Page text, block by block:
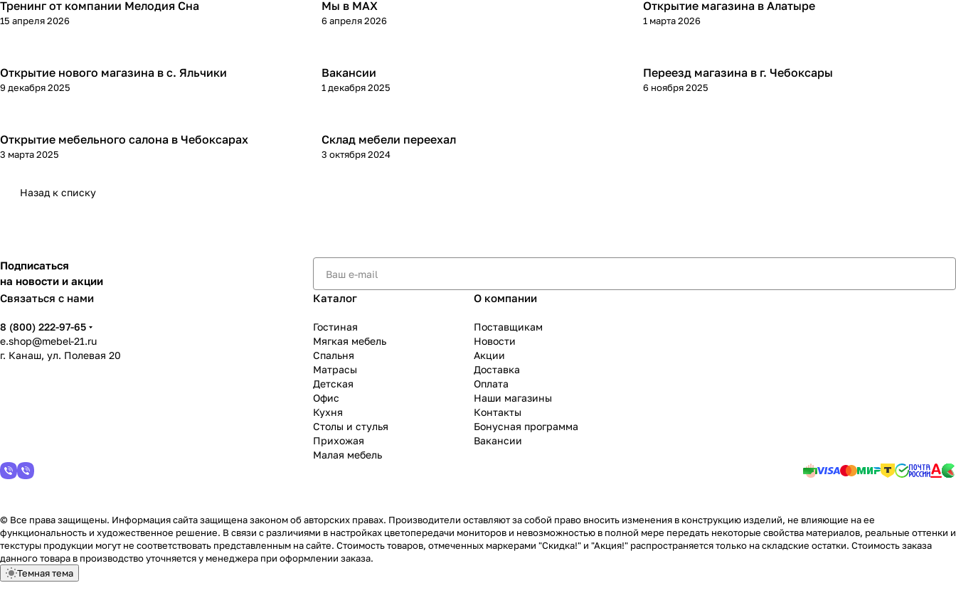
Тренинг от компании Мелодия Сна
15 апреля 2026
Мы в МАХ
6 апреля 2026
Открытие магазина в Алатыре
1 марта 2026
Открытие нового магазина в с. Яльчики
9 декабря 2025
Вакансии
1 декабря 2025
Переезд магазина в г. Чебоксары
6 ноября 2025
Открытие мебельного салона в Чебоксарах
3 марта 2025
Склад мебели переехал
3 октября 2024
Назад к списку
Подписаться
на новости и акции
Связаться с нами
8 (800) 222-97-65
e.shop@mebel-21.ru
г. Канаш, ул. Полевая 20
Каталог
Гостиная
Мягкая мебель
Спальня
Матрасы
Детская
Офис
Кухня
Столы и стулья
Прихожая
Малая мебель
О компании
Поставщикам
Новости
Акции
Доставка
Оплата
Наши магазины
Контакты
Бонусная программа
Вакансии
© Все права защищены. Информация сайта защищена законом об авторских правах. Производители оставляют за собой право вносить изменения в конструкцию изделий, не влияющие на ее
функциональность и художественное решение. В связи с различиями в настройках цветопередачи мониторов и невозможностью в полной мере передать некоторые свойства материалов, реальные оттенки и
текстуры продукции могут не соответствовать представленным на сайте. Стоимость товаров, отмеченных маркерами "Скидка!" и "Акция!" распространяется только на складские остатки. Стоимость заказа
данного товара в производство уточняется у менеджера при оформлении заказа.
Темная тема